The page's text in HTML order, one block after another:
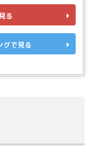
る
グで見る